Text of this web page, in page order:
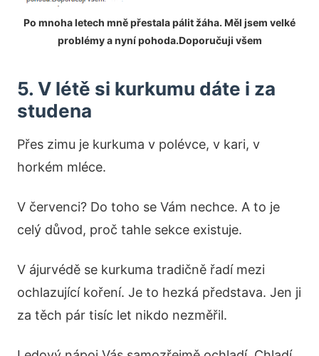
Po mnoha letech mně přestala pálit žáha. Měl jsem velké
problémy a nyní pohoda.Doporučuji všem
5. V létě si kurkumu dáte i za
studena
Přes zimu je kurkuma v polévce, v kari, v
horkém mléce.
V červenci? Do toho se Vám nechce. A to je
celý důvod, proč tahle sekce existuje.
V ájurvédě se kurkuma tradičně řadí mezi
ochlazující koření. Je to hezká představa. Jen ji
za těch pár tisíc let nikdo nezměřil.